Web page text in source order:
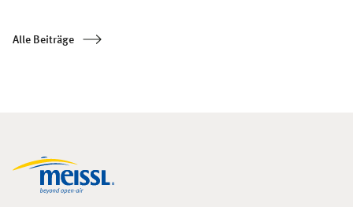
Alle Beiträge